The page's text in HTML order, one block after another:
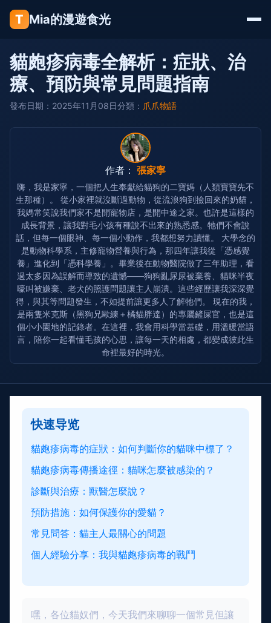
T Mia的漫遊食光
貓皰疹病毒全解析：症狀、治
療、預防與常見問題指南
發布日期：2025年11月08日分類： 爪爪物語
作者： 張家寧
嗨，我是家寧，一個把人生奉獻給貓狗的二寶媽（人類寶寶先不
生那種）。 從小家裡就沒斷過動物，從流浪狗到撿回來的奶貓，
我媽常笑說我們家不是開寵物店，是開中途之家。也許是這樣的
成長背景，讓我對毛小孩有種說不出來的熟悉感。牠們不會說
話，但每一個眼神、每一個小動作，我都想努力讀懂。 大學念的
是動物科學系，主修寵物營養與行為，那四年讓我從「憑感覺
養」進化到「憑科學養」。畢業後在動物醫院做了三年助理，看
過太多因為誤解而導致的遺憾——狗狗亂尿尿被棄養、貓咪半夜
嚎叫被嫌棄、老犬的照護問題讓主人崩潰。這些經歷讓我深深覺
得，與其等問題發生，不如提前讓更多人了解牠們。 現在的我，
是兩隻米克斯（黑狗兄歐練＋橘貓胖達）的專屬鏟屎官，也是這
個小小園地的記錄者。在這裡，我會用科學當基礎，用溫暖當語
言，陪你一起看懂毛孩的心思，讓每一天的相處，都變成彼此生
命裡最好的時光。
快速导览
貓皰疹病毒的症狀：如何判斷你的貓咪中標了？
貓皰疹病毒傳播途徑：貓咪怎麼被感染的？
診斷與治療：獸醫怎麼說？
預防措施：如何保護你的愛貓？
常見問答：貓主人最關心的問題
個人經驗分享：我與貓皰疹病毒的戰鬥
嘿，各位貓奴們，今天我們來聊聊一個常見但讓